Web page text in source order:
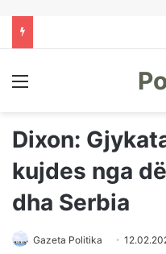
Menu
Dixon:
kujdes nga
dha Serbia
Gazeta Politika